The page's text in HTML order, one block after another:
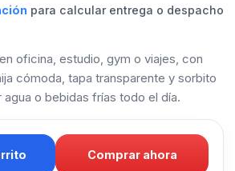
para calcular entrega o despacho
oficina, estudio, gym o viajes, con
cómoda, tapa transparente y sorbito
o bebidas frías todo el día.
Comprar ahora